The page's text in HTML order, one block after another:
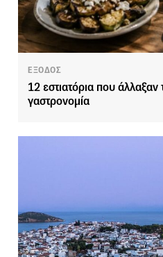
ΕΞΟΔΟΣ
12 εστιατόρια που άλλαξαν
γαστρονομία